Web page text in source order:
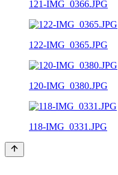
121-IMG_0366.JPG
122-IMG_0365.JPG
120-IMG_0380.JPG
118-IMG_0331.JPG